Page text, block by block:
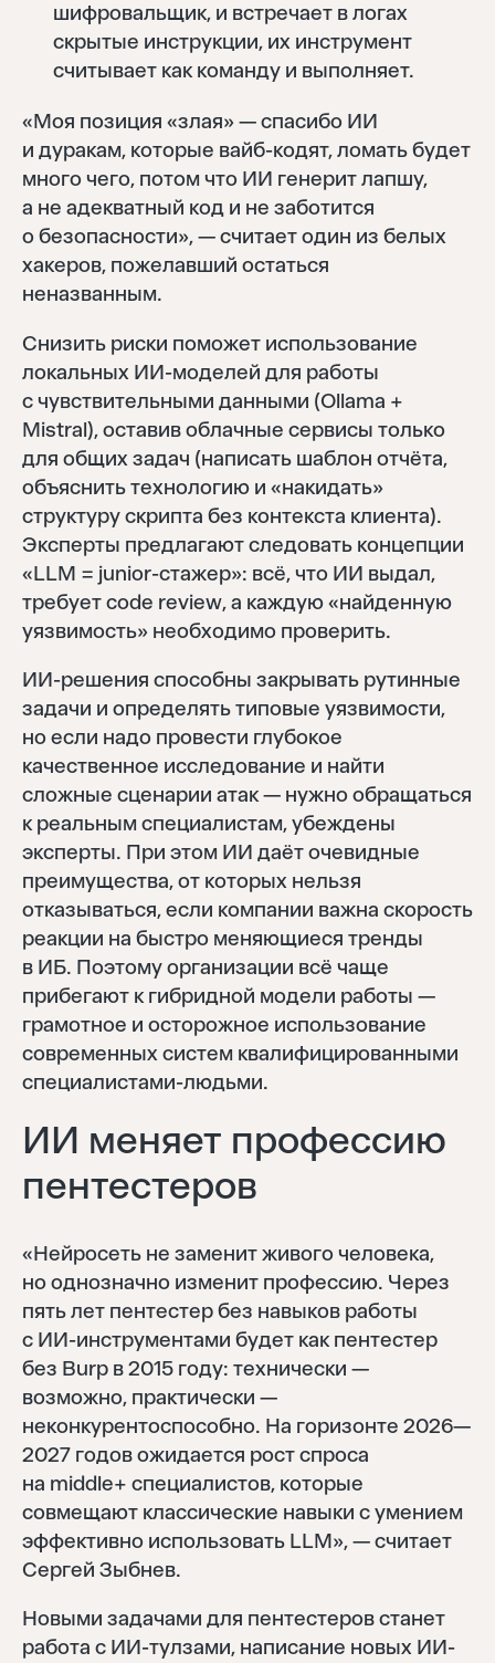
шифровальщик, и встречает в логах
скрытые инструкции, их инструмент
считывает как команду и выполняет.
«Моя позиция «злая» — спасибо ИИ
и дуракам, которые вайб-кодят, ломать будет
много чего, потом что ИИ генерит лапшу,
а не адекватный код и не заботится
о безопасности», — считает один из белых
хакеров, пожелавший остаться
неназванным.
Снизить риски поможет использование
локальных ИИ-моделей для работы
с чувствительными данными (Ollama +
Mistral), оставив облачные сервисы только
для общих задач (написать шаблон отчёта,
объяснить технологию и «накидать»
структуру скрипта без контекста клиента).
Эксперты предлагают следовать концепции
«LLM = junior-стажер»: всё, что ИИ выдал,
требует code review, а каждую «найденную
уязвимость» необходимо проверить.
ИИ-решения способны закрывать рутинные
задачи и определять типовые уязвимости,
но если надо провести глубокое
качественное исследование и найти
сложные сценарии атак — нужно обращаться
к реальным специалистам, убеждены
эксперты. При этом ИИ даёт очевидные
преимущества, от которых нельзя
отказываться, если компании важна скорость
реакции на быстро меняющиеся тренды
в ИБ. Поэтому организации всё чаще
прибегают к гибридной модели работы —
грамотное и осторожное использование
современных систем квалифицированными
специалистами-людьми.
ИИ меняет профессию
пентестеров
«Нейросеть не заменит живого человека,
но однозначно изменит профессию. Через
пять лет пентестер без навыков работы
с ИИ-инструментами будет как пентестер
без Burp в 2015 году: технически —
возможно, практически —
неконкурентоспособно. На горизонте 2026—
2027 годов ожидается рост спроса
на middle+ специалистов, которые
совмещают классические навыки с умением
эффективно использовать LLM», — считает
Сергей Зыбнев.
Новыми задачами для пентестеров станет
работа с ИИ-тулзами, написание новых ИИ-